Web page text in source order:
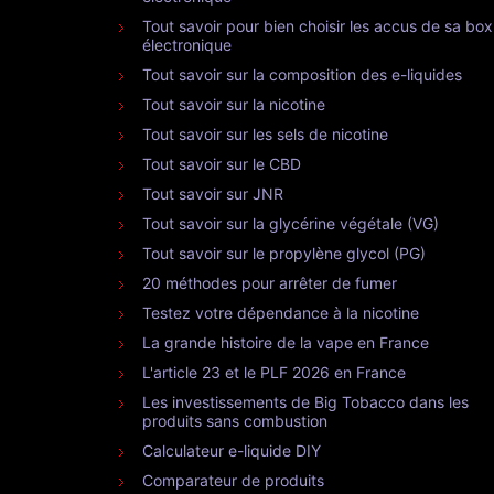
électronique
électronique
Tout savoir pour bien choisir les accus de sa box
électronique
Tout savoir sur la composition des e-liquides
Tout savoir sur la nicotine
Tout savoir sur les sels de nicotine
Tout savoir sur le CBD
Tout savoir sur JNR
Tout savoir sur la glycérine végétale (VG)